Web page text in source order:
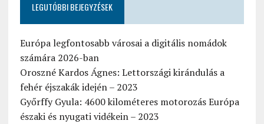
LEGUTÓBBI BEJEGYZÉSEK
Európa legfontosabb városai a digitális nomádok
számára 2026-ban
Oroszné Kardos Ágnes: Lettországi kirándulás a
fehér éjszakák idején – 2023
Győrffy Gyula: 4600 kilométeres motorozás Európa
északi és nyugati vidékein – 2023